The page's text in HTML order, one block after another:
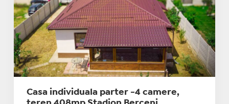
Casa individuala parter -4 camere,